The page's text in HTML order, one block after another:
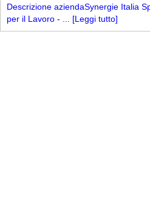
Descrizione aziendaSynergie Italia
per il Lavoro - ... [Leggi tutto]